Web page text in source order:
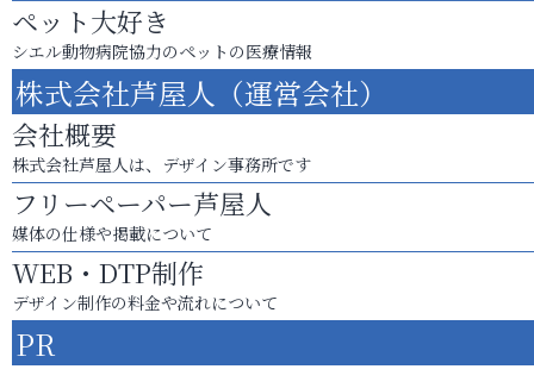
ペット大好き
シエル動物病院協力のペットの医療情報
株式会社芦屋人（運営会社）
会社概要
株式会社芦屋人は、デザイン事務所です
フリーペーパー芦屋人
媒体の仕様や掲載について
WEB・DTP制作
デザイン制作の料金や流れについて
PR